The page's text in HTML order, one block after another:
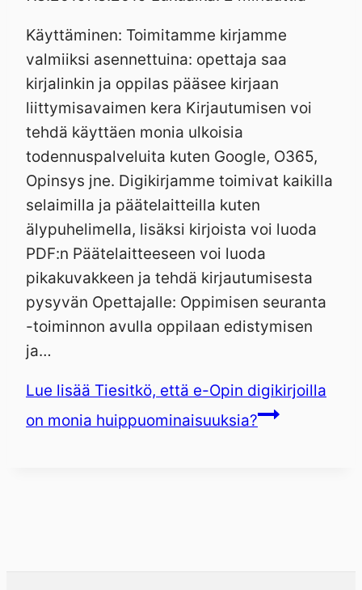
Käyttäminen: Toimitamme kirjamme
valmiiksi asennettuina: opettaja saa
kirjalinkin ja oppilas pääsee kirjaan
liittymisavaimen kera Kirjautumisen voi
tehdä käyttäen monia ulkoisia
todennuspalveluita kuten Google, O365,
Opinsys jne. Digikirjamme toimivat kaikilla
selaimilla ja päätelaitteilla kuten
älypuhelimella, lisäksi kirjoista voi luoda
PDF:n Päätelaitteeseen voi luoda
pikakuvakkeen ja tehdä kirjautumisesta
pysyvän Opettajalle: Oppimisen seuranta
-toiminnon avulla oppilaan edistymisen
ja…
Lue lisää Tiesitkö, että e-Opin digikirjoilla
on monia huippuominaisuuksia?